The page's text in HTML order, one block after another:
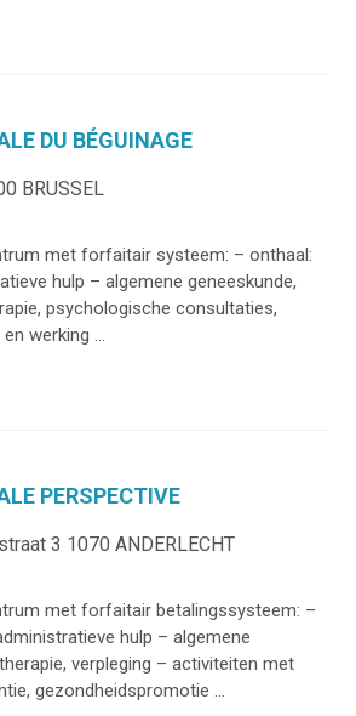
DU BÉGUINAGE
BRUSSEL
met forfaitair systeem: – onthaal:
hulp – algemene geneeskunde,
psychologische consultaties,
werking ...
PERSPECTIVE
3 1070 ANDERLECHT
met forfaitair betalingssysteem: –
hulp – algemene
verpleging – activiteiten met
gezondheidspromotie ...